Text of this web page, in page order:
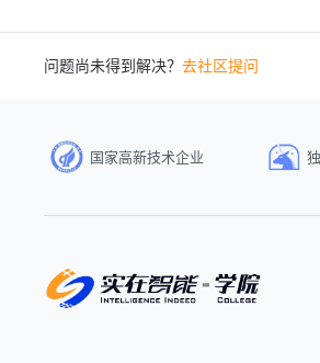
问题尚未得到解决？ 去社区提问
国家高新技术企业